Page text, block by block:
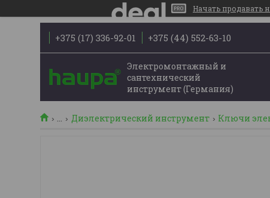
Начать продавать
+375 (17) 336-92-01 +375 (44) 552-63-10
Электромонтажный и
сантехнический
инструмент (Германия)
... Диэлектрический инструмент Ключи